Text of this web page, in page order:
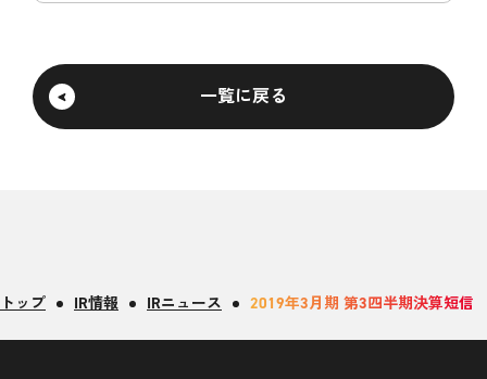
一覧に戻る
トップ IR情報 IRニュース 2019年3月期 第3四半期決算短信